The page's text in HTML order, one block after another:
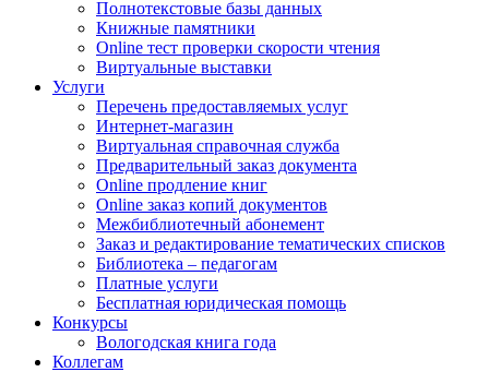
Полнотекстовые базы данных
Книжные памятники
Online тест проверки скорости чтения
Виртуальные выставки
Услуги
Перечень предоставляемых услуг
Интернет-магазин
Виртуальная справочная служба
Предварительный заказ документа
Online продление книг
Online заказ копий документов
Межбиблиотечный абонемент
Заказ и редактирование тематических списков
Библиотека – педагогам
Платные услуги
Бесплатная юридическая помощь
Конкурсы
Вологодская книга года
Коллегам